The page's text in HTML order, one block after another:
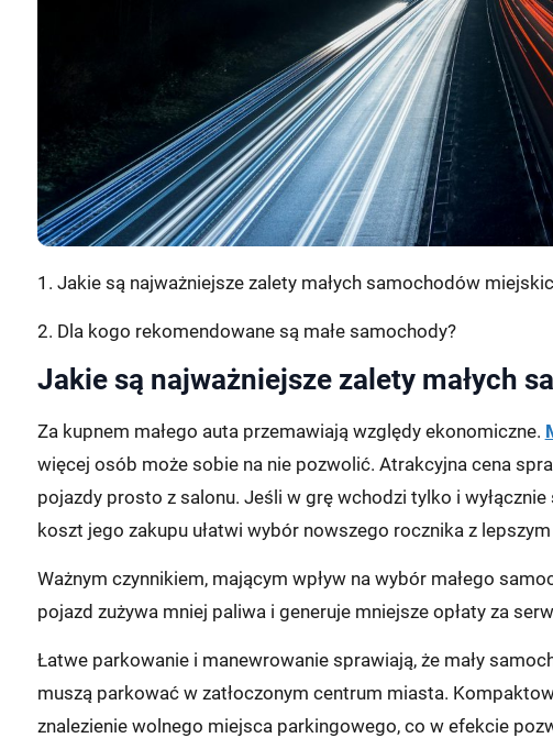
1. Jakie są najważniejsze zalety małych samochodów
2. Dla kogo rekomendowane są małe samochody?
Jakie są najważniejsze zalety małych
Za kupnem małego auta przemawiają względy ekonomiczne.
więcej osób może sobie na nie pozwolić. Atrakcyjna cena
pojazdy prosto z salonu. Jeśli w grę wchodzi tylko i
koszt jego zakupu ułatwi wybór nowszego rocznika z
Ważnym czynnikiem, mającym wpływ na wybór małego
pojazd zużywa mniej paliwa i generuje mniejsze opłaty za
Łatwe parkowanie i manewrowanie sprawiają, że mały
muszą parkować w zatłoczonym centrum miasta.
znalezienie wolnego miejsca parkingowego, co w efekcie